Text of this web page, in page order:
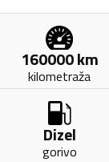
160000km
kilometraža
Dizel
gorivo